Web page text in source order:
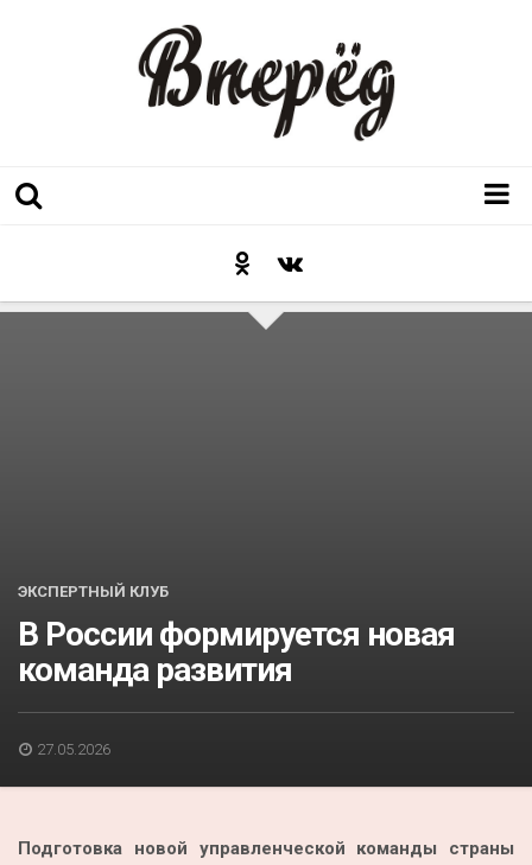
К 70-летию районного Дома культуры
Конкурс
Люди родного края
Перепись — 2020
ЭКСПЕРТНЫЙ КЛУБ
В России формируется новая
команда развития
27.05.2026
Подготовка новой управленческой команды страны